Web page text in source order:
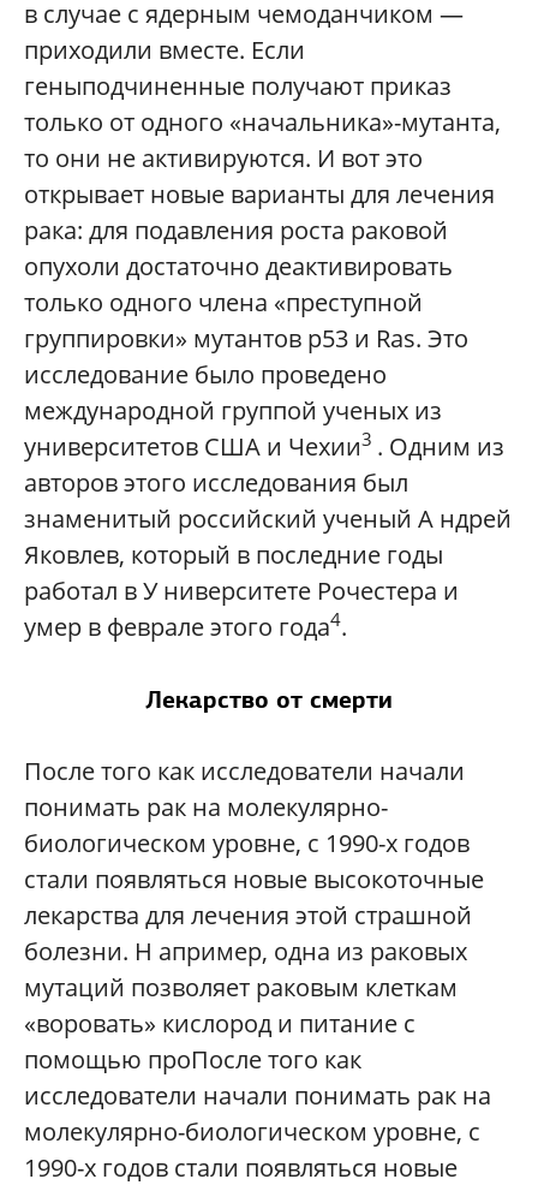
в случае с ядерным чемоданчиком —
приходили вместе. Если
геныподчиненные получают приказ
только от одного «начальника»-мутанта,
то они не активируются. И вот это
открывает новые варианты для лечения
рака: для подавления роста раковой
опухоли достаточно деактивировать
только одного члена «преступной
группировки» мутантов p53 и Ras. Это
исследование было проведено
международной группой ученых из
университетов США и Чехии3 . Одним из
авторов этого исследования был
знаменитый российский ученый А ндрей
Яковлев, который в последние годы
работал в У ниверситете Рочестера и
умер в феврале этого года4.
Лекарство от смерти
После того как исследователи начали
понимать рак на молекулярно-
биологическом уровне, с 1990-х годов
стали появляться новые высокоточные
лекарства для лечения этой страшной
болезни. Н апример, одна из раковых
мутаций позволяет раковым клеткам
«воровать» кислород и питание с
помощью проПосле того как
исследователи начали понимать рак на
молекулярно-биологическом уровне, с
1990-х годов стали появляться новые